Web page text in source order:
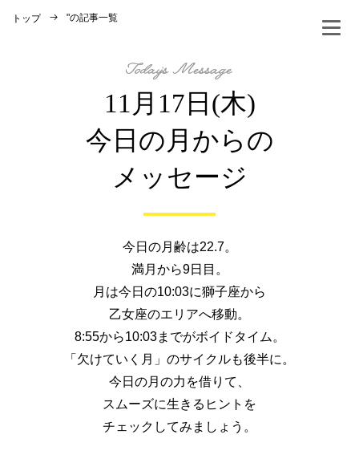
トップ "の記事一覧
11月17日(木)
今日の月からの
メッセージ
今日の月齢は22.7。
満月から9日目。
月は今日の10:03に獅子座から
乙女座のエリアへ移動。
8:55から10:03までがボイドタイム。
「欠けていく月」のサイクルも後半に。
今日の月の力を借りて、
スムーズに生きるヒントを
チェックしてみましょう。